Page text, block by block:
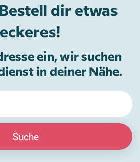
dir etwas
ein, wir suchen
in deiner Nähe.
Suche